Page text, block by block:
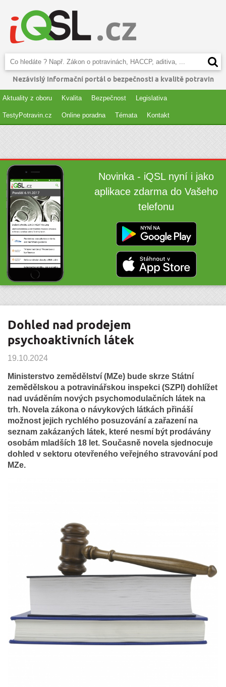
Nezávislý informační portál o bezpečnosti a kvalitě potravin
Aktuality z oboru Kvalita Bezpečnost Legislativa
TestyPotravin.cz Online poradna Témata Kontakt
Novinka - iQSL nyní i jako
aplikace zdarma do Vašeho
telefonu
Dohled nad prodejem
psychoaktivních látek
19.10.2024
Ministerstvo zemědělství (MZe) bude skrze Státní
zemědělskou a potravinářskou inspekci (SZPI) dohlížet
nad uváděním nových psychomodulačních látek na
trh. Novela zákona o návykových látkách přináší
možnost jejich rychlého posuzování a zařazení na
seznam zakázaných látek, které nesmí být prodávány
osobám mladších 18 let. Současně novela sjednocuje
dohled v sektoru otevřeného veřejného stravování pod
MZe.